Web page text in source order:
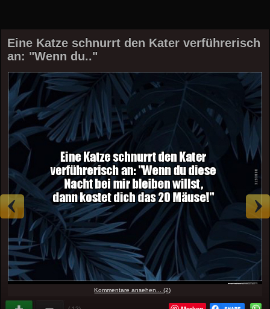
Eine Katze schnurrt den Kater verführerisch
an: "Wenn du.."
Kommentare ansehen... (2)